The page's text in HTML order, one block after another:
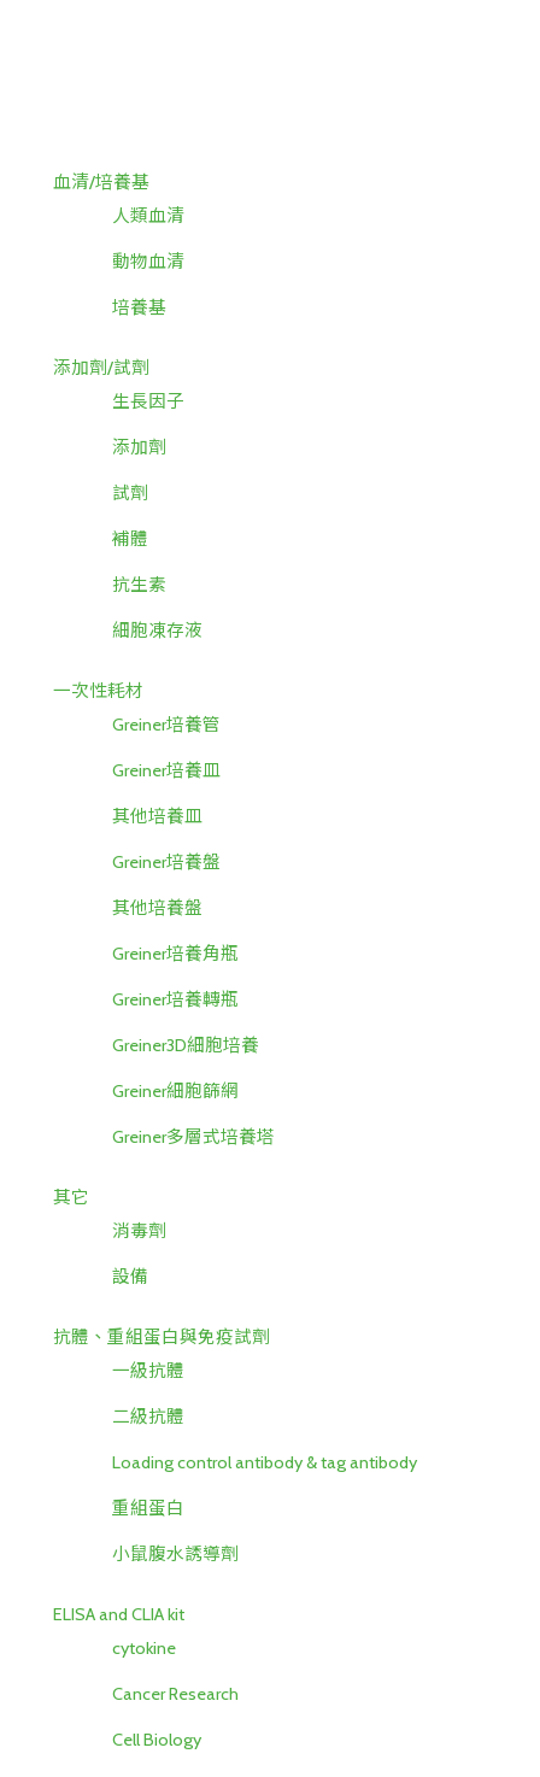
血清/培養基
人類血清
動物血清
培養基
添加劑/試劑
生長因子
添加劑
試劑
補體
抗生素
細胞凍存液
一次性耗材
Greiner培養管
Greiner培養皿
其他培養皿
Greiner培養盤
其他培養盤
Greiner培養角瓶
Greiner培養轉瓶
Greiner3D細胞培養
Greiner細胞篩網
Greiner多層式培養塔
其它
消毒劑
設備
抗體、重組蛋白與免疫試劑
一級抗體
二級抗體
Loading control antibody & tag antibody
重組蛋白
小鼠腹水誘導劑
ELISA and CLIA kit
cytokine
Cancer Research
Cell Biology